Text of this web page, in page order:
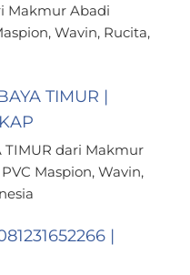
Makmur Abadi
Wavin, Rucita,
TIMUR |
TIMUR dari Makmur
Maspion, Wavin,
|